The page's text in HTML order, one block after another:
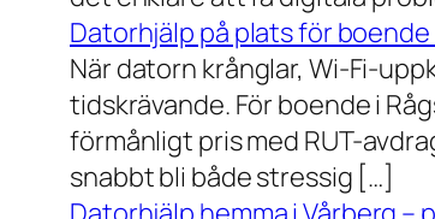
Datorhjälp på plats för boende
När datorn krånglar, Wi-Fi-
tidskrävande. För boende i
förmånligt pris med RUT-
snabbt bli både stressig […]